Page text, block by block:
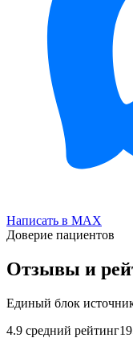
Написать в MAX
Доверие пациентов
Отзывы и
Единый блок
4.9 средний рейтинг